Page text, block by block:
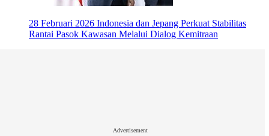
28 Februari 2026 Indonesia dan Jepang Perkuat Stabilitas
Rantai Pasok Kawasan Melalui Dialog Kemitraan
Advertisement